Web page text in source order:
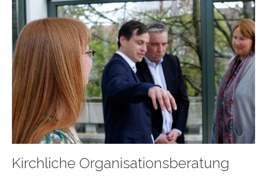
Kirchliche Organisationsberatung